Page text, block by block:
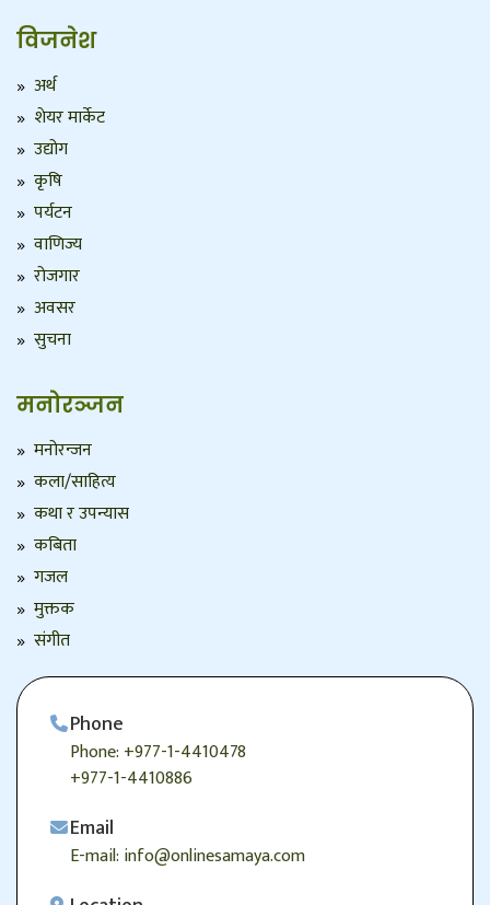
विजनेश
अर्थ
शेयर मार्केट
उद्योग
कृषि
पर्यटन
वाणिज्य
रोजगार
अवसर
सुचना
मनोरञ्जन
मनोरन्जन
कला/साहित्य
कथा र उपन्यास
कबिता
गजल
मुक्तक
संगीत
Phone
Phone: +977-1-4410478
+977-1-4410886
Email
E-mail: info@onlinesamaya.com